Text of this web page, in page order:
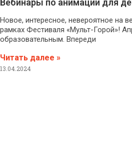
Вебинары по анимации для
Новое, интересное, невероятное на
рамках Фестиваля «Мульт-Горой»!
образовательным. Впереди
Читать далее »
13.04.2024